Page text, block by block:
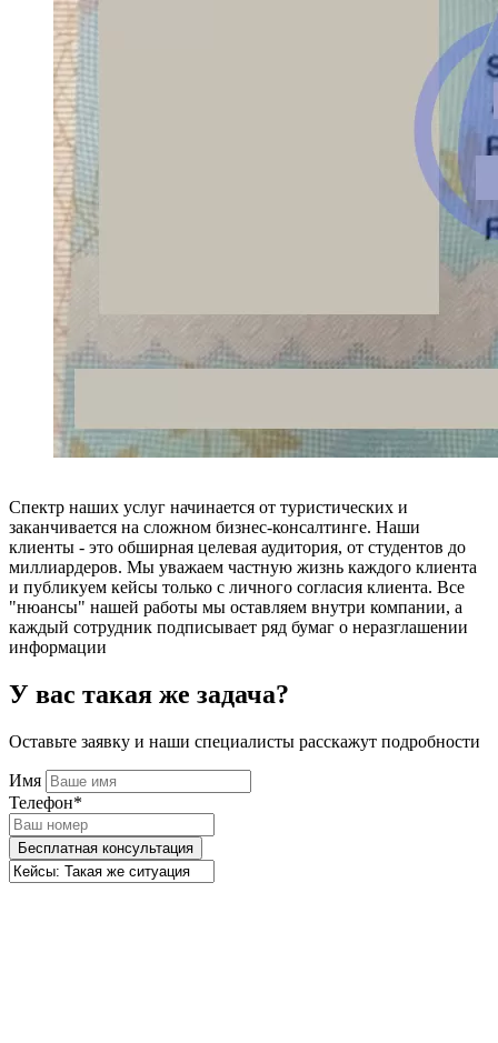
Спектр наших услуг начинается от туристических и
заканчивается на сложном бизнес-консалтинге. Наши
клиенты - это обширная целевая аудитория, от студентов до
миллиардеров. Мы уважаем частную жизнь каждого клиента
и публикуем кейсы только с личного согласия клиента. Все
"нюансы" нашей работы мы оставляем внутри компании, а
каждый сотрудник подписывает ряд бумаг о неразглашении
информации
У вас такая же задача?
Оставьте заявку и наши специалисты расскажут подробности
Имя
Телефон*
Бесплатная консультация